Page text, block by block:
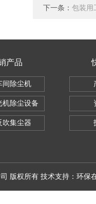
下一条： 包装用
产品
间除尘机
机除尘设备
吹集尘器
版权所有 技术支持： 环保